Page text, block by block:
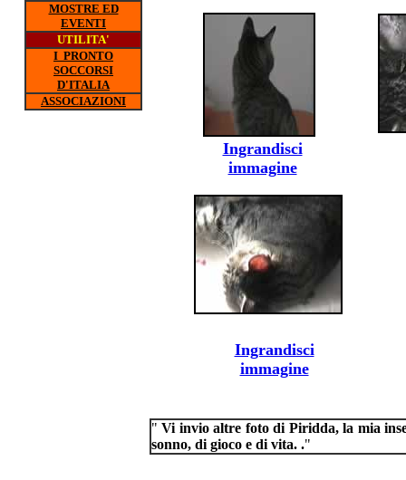
Ingrandisci
immagine
Ingrandisci
immagine
" Vi invio altre foto di Piridda, la mia
sonno, di gioco e di vita. ."
MOSTRE ED
EVENTI
UTILITA'
I PRONTO
SOCCORSI
D'ITALIA
ASSOCIAZIONI